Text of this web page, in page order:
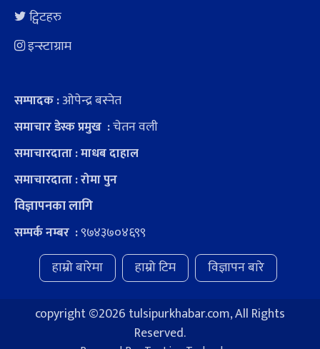
ट्विटहरु
इन्स्टाग्राम
सम्पादक :ओपेन्द्र बस्नेत
समाचार डेस्क प्रमुख :चेतन वली
समाचारदाता : माधब दाहाल
समाचारदाता : रोमा पुन
विज्ञापनका लागि
सम्पर्क नम्बर :९७४३७०४६९९
हाम्रो बारेमा
हाम्रो टिम विज्ञापन बारे
copyright ©2026 tulsipurkhabar.com, All Rights
Reserved.